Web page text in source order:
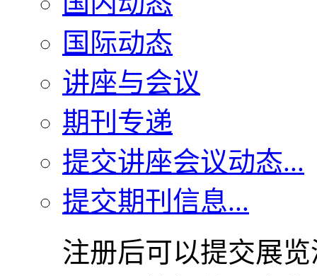
国际动态
讲座与会议
期刊专递
提交讲座会议动态...
提交期刊信息...
注册后可以提交展